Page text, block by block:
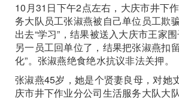
10月31日下午2点左右，大庆市井下
务大队员工张淑燕被自己单位员工欺
出去“学习”，结果被送入大庆市王家
另一员工回单位了，结果把张淑燕扣
化”。张淑燕绝食绝水抗议非法关押。
张淑燕45岁，她是个贤妻良母，对她
庆市井下作业分公司生活服务大队大